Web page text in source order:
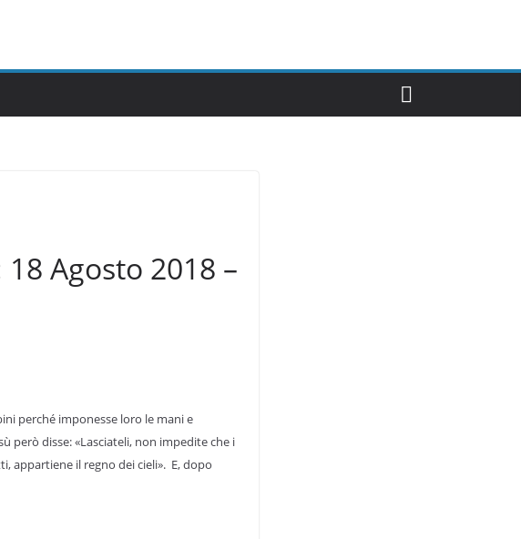
Agosto 2018 –
perché imponesse loro le mani e
però disse: «Lasciateli, non impedite che i
appartiene il regno dei cieli». E, dopo